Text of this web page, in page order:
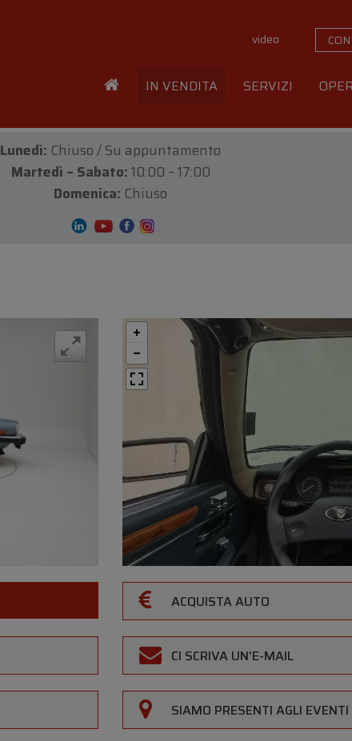
video
IN VENDITA SERVIZI
Lunedì: Chiuso / Su appuntamento
Martedì – Sabato:10:00 – 17:00
Domenica: Chiuso
ACQUISTA AUTO
CI SCRIVA UN'E-MAIL
SIAMO PRESENTI AGLI EVENTI